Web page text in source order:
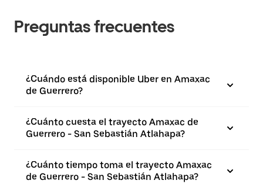
Preguntas frecuentes
¿Cuándo está disponible Uber en Amaxac
de Guerrero?
¿Cuánto cuesta el trayecto Amaxac de
Guerrero - San Sebastián Atlahapa?
¿Cuánto tiempo toma el trayecto Amaxac
de Guerrero - San Sebastián Atlahapa?